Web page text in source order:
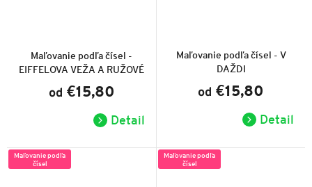
Maľovanie podľa čísel -
EIFFELOVA VEŽA A RUŽOVÉ
STROMY
produktu
je
5,0
5
hviezdičiek.
od €15,80
Detail
Maľovanie podľa čísel - V
DAŽDI
produktu
je
4,9
5
hviezdičiek.
od €15,80
Detail
Maľovanie podľa
čísel
Maľovanie podľa
čísel